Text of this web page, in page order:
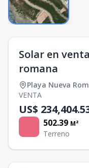
Solar en
romana
Playa Nueva
VENTA
US$
502.39 M²
Terreno